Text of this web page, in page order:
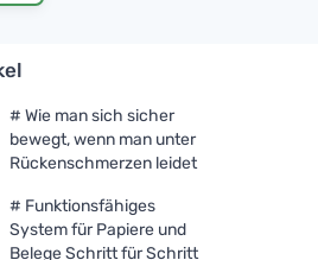
# Wie man sich sicher
bewegt, wenn man unter
Rückenschmerzen leidet
# Funktionsfähiges
System für Papiere und
Belege Schritt für Schritt